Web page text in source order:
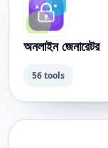
অনলাইন জেনারেটর
56 tools